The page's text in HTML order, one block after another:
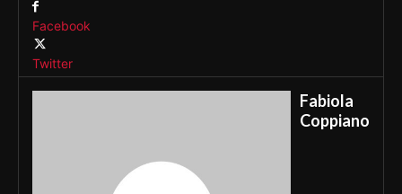
Facebook
Twitter
Fabiola
Coppiano